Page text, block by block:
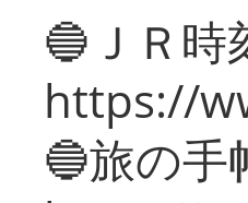
🔵ＪＲ時
https://
🔵旅の手